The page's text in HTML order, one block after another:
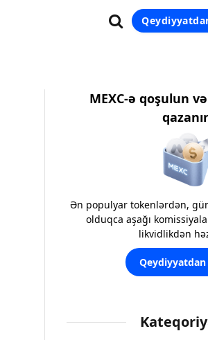
MEXC-ə qoşulun
Ən populyar tokenlərdən,
olduqca aşağı
likvidlikdən
Qeydiyyatdan